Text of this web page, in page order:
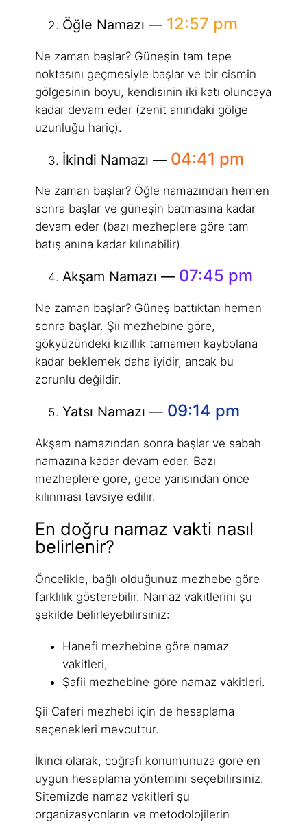
Öğle Namazı — 12:57 pm
Ne zaman başlar? Güneşin tam tepe
noktasını geçmesiyle başlar ve bir cismin
gölgesinin boyu, kendisinin iki katı oluncaya
kadar devam eder (zenit anındaki gölge
uzunluğu hariç).
İkindi Namazı — 04:41 pm
Ne zaman başlar? Öğle namazından hemen
sonra başlar ve güneşin batmasına kadar
devam eder (bazı mezheplere göre tam
batış anına kadar kılınabilir).
Akşam Namazı — 07:45 pm
Ne zaman başlar? Güneş battıktan hemen
sonra başlar. Şii mezhebine göre,
gökyüzündeki kızıllık tamamen kaybolana
kadar beklemek daha iyidir, ancak bu
zorunlu değildir.
Yatsı Namazı — 09:14 pm
Akşam namazından sonra başlar ve sabah
namazına kadar devam eder. Bazı
mezheplere göre, gece yarısından önce
kılınması tavsiye edilir.
En doğru namaz vakti nasıl
belirlenir?
Öncelikle, bağlı olduğunuz mezhebe göre
farklılık gösterebilir. Namaz vakitlerini şu
şekilde belirleyebilirsiniz:
Hanefi mezhebine göre namaz
vakitleri,
Şafii mezhebine göre namaz vakitleri.
Şii Caferi mezhebi için de hesaplama
seçenekleri mevcuttur.
İkinci olarak, coğrafi konumunuza göre en
uygun hesaplama yöntemini seçebilirsiniz.
Sitemizde namaz vakitleri şu
organizasyonların ve metodolojilerin